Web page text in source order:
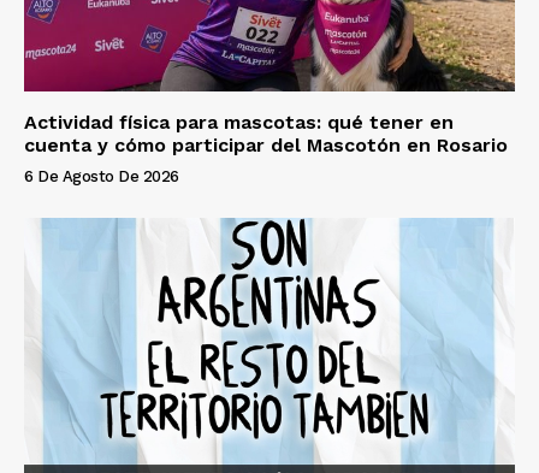
Actividad física para mascotas: qué tener en
cuenta y cómo participar del Mascotón en Rosario
6 De Agosto De 2026